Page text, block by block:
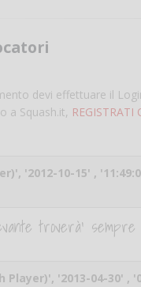
devi effettuare il
a Squash.it, REGISTRATI
'2012-10-15' ,
troverà' sempre
Player)', '2013-04-30' ,